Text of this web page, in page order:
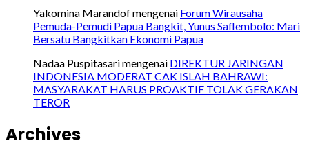
Yakomina Marandofmengenai Forum Wirausaha
Pemuda-Pemudi Papua Bangkit, Yunus Saflembolo: Mari
Bersatu Bangkitkan Ekonomi Papua
Nadaa Puspitasarimengenai DIREKTUR JARINGAN
INDONESIA MODERAT CAK ISLAH BAHRAWI:
MASYARAKAT HARUS PROAKTIF TOLAK GERAKAN
TEROR
Archives